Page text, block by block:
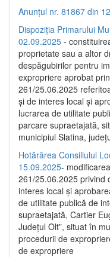
Anunțul nr. 81867 din
Dispoziția Primarului
02.09.2025 -
proprietate sau a altor
despăgubirilor pentru
expropriere aprobat
261/25.06.2025
și de interes local și
lucrarea de utilitate
parcare supraetajată,
municipiul Slatina,
Hotărârea Consiliului
15.09.2025-
261/25.06.2025 privind
interes local și
de utilitate publică de
supraetajată, Cartier
Județul Olt”, situat în
procedurii de
de expropriere